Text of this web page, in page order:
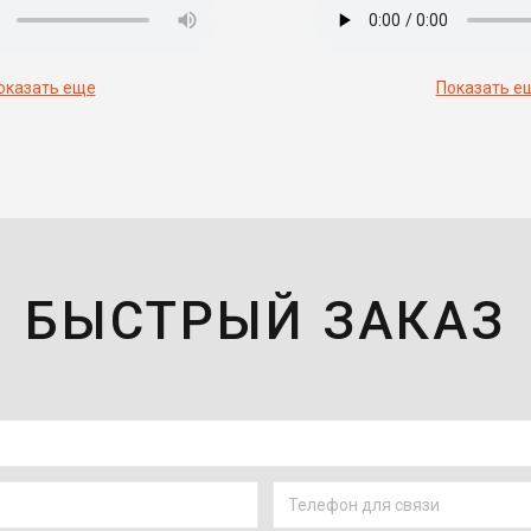
еще Показать
БЫСТРЫЙ ЗАКАЗ